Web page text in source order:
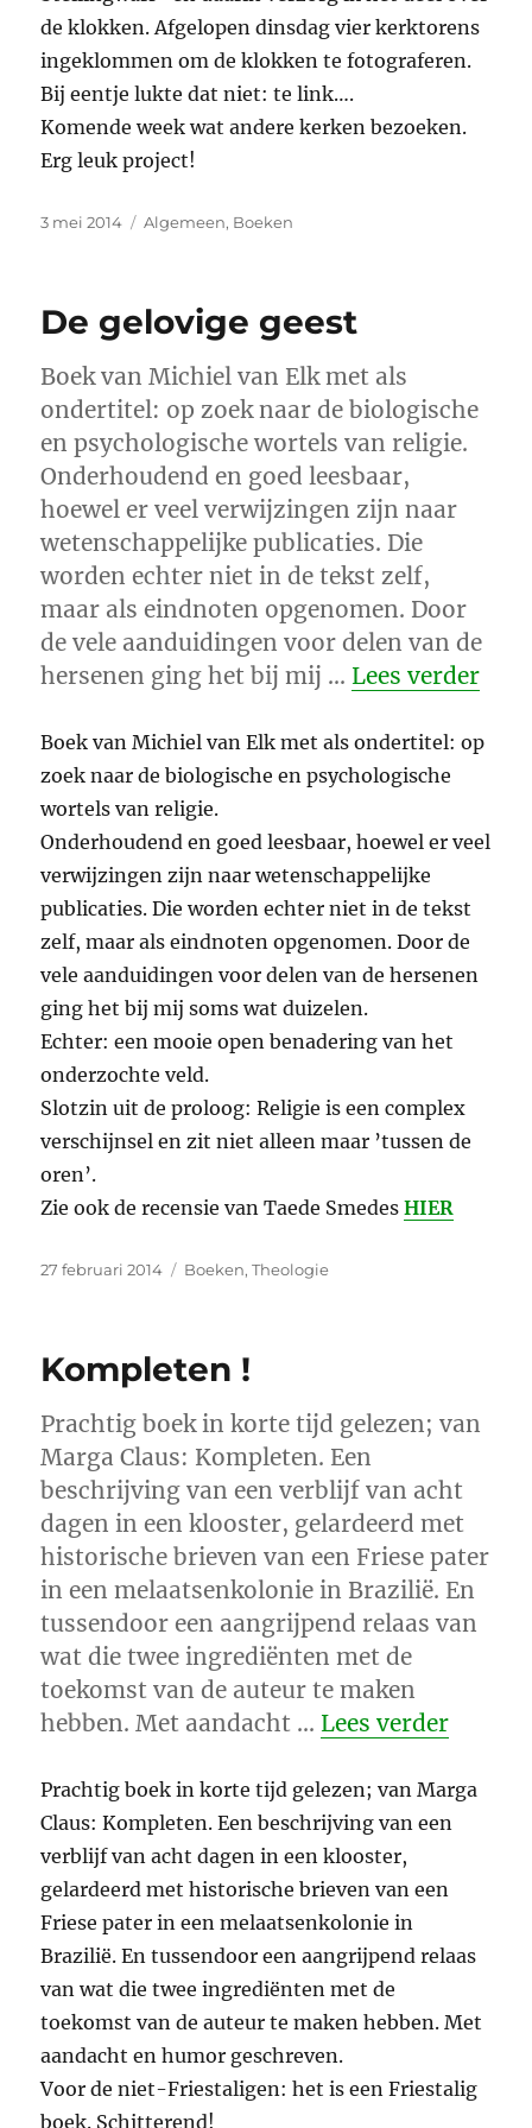
de klokken. Afgelopen dinsdag vier kerktorens
ingeklommen om de klokken te fotograferen.
Bij eentje lukte dat niet: te link….
Komende week wat andere kerken bezoeken.
Erg leuk project!
Geplaatst
3 mei 2014 Categorieën
Algemeen, Boeken
De gelovige geest
Boek van Michiel van Elk met als
ondertitel: op zoek naar de biologische
en psychologische wortels van religie.
Onderhoudend en goed leesbaar,
hoewel er veel verwijzingen zijn naar
wetenschappelijke publicaties. Die
worden echter niet in de tekst zelf,
maar als eindnoten opgenomen. Door
de vele aanduidingen voor delen van de
hersenen ging het bij mij … Lees verder“De
Boek van Michiel van Elk met als ondertitel: op
zoek naar de biologische en psychologische
wortels van religie.
Onderhoudend en goed leesbaar, hoewel er veel
verwijzingen zijn naar wetenschappelijke
publicaties. Die worden echter niet in de tekst
zelf, maar als eindnoten opgenomen. Door de
vele aanduidingen voor delen van de hersenen
ging het bij mij soms wat duizelen.
Echter: een mooie open benadering van het
onderzochte veld.
Slotzin uit de proloog: Religie is een complex
verschijnsel en zit niet alleen maar ’tussen de
oren’.
Zie ook de recensie van Taede SmedesHIER
Geplaatst
27 februari 2014 Categorieën
Boeken,Theologie
Kompleten !
Prachtig boek in korte tijd gelezen; van
Marga Claus: Kompleten. Een
beschrijving van een verblijf van acht
dagen in een klooster, gelardeerd met
historische brieven van een Friese pater
in een melaatsenkolonie in Brazilië. En
tussendoor een aangrijpend relaas van
wat die twee ingrediënten met de
toekomst van de auteur te maken
hebben. Met aandacht … Lees verder
Prachtig boek in korte tijd gelezen; van Marga
Claus: Kompleten. Een beschrijving van een
verblijf van acht dagen in een klooster,
gelardeerd met historische brieven van een
Friese pater in een melaatsenkolonie in
Brazilië. En tussendoor een aangrijpend relaas
van wat die twee ingrediënten met de
toekomst van de auteur te maken hebben. Met
aandacht en humor geschreven.
Voor de niet-Friestaligen: het is een Friestalig
boek. Schitterend!